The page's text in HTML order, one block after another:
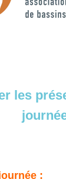
les
: